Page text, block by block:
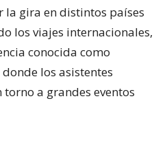
gira en distintos países
los viajes internacionales,
conocida como
los asistentes
a grandes eventos